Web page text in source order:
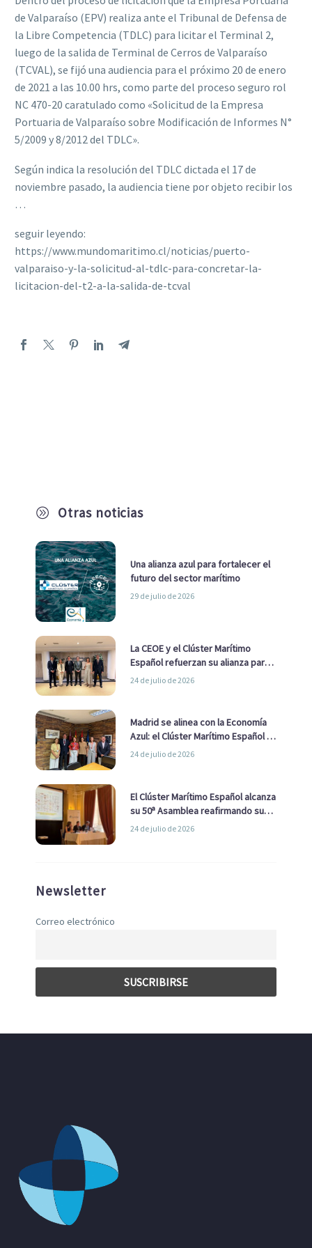
A Otras noticias
Una alianza azul para fortalecer el
futuro del sector marítimo
29 de julio de 2026
La CEOE y el Clúster Marítimo
Español refuerzan su alianza para
impulsar una estrategia Nacional
24 de julio de 2026
Madrid se alinea con la Economía
Azul: el Clúster Marítimo Español y
la Real Liga Naval avanzan alianzas
24 de julio de 2026
El Clúster Marítimo Español alcanza
su 50ª Asamblea reafirmando su
liderazgo en la Economía Azul
24 de julio de 2026
Newsletter
Correo electrónico
de Valparaíso (EPV) realiza ante el Tribunal de Defensa de
la Libre Competencia (TDLC) para licitar el Terminal 2,
luego de la salida de Terminal de Cerros de Valparaíso
(TCVAL), se fijó una audiencia para el próximo 20 de enero
de 2021 a las 10.00 hrs, como parte del proceso seguro rol
NC 470-20 caratulado como «Solicitud de la Empresa
Portuaria de Valparaíso sobre Modificación de Informes N°
5/2009 y 8/2012 del TDLC».
Según indica la resolución del TDLC dictada el 17 de
noviembre pasado, la audiencia tiene por objeto recibir los
…
seguir leyendo:
https://www.mundomaritimo.cl/noticias/puerto-
valparaiso-y-la-solicitud-al-tdlc-para-concretar-la-
licitacion-del-t2-a-la-salida-de-tcval